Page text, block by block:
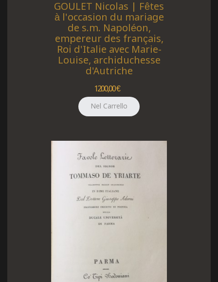
GOULET Nicolas | Fêtes
à l'occasion du mariage
de s.m. Napoléon,
empereur des français,
Roi d'Italie avec Marie-
Louise, archiduchesse
d'Autriche
1200,00 €